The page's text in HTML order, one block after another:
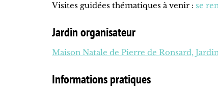
Visites guidées thématiques à venir : se
Jardin organisateur
Maison Natale de Pierre de Ronsard,
Informations pratiques